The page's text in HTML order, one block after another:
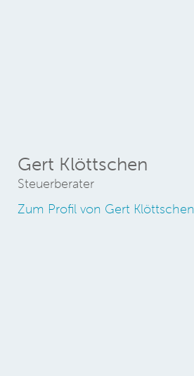
Gert Klöttschen
Steuerberater
Zum Profil von Gert Klöttschen